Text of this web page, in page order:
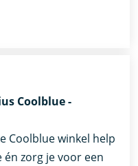
Coolblue -
Coolblue winkel help
én zorg je voor een